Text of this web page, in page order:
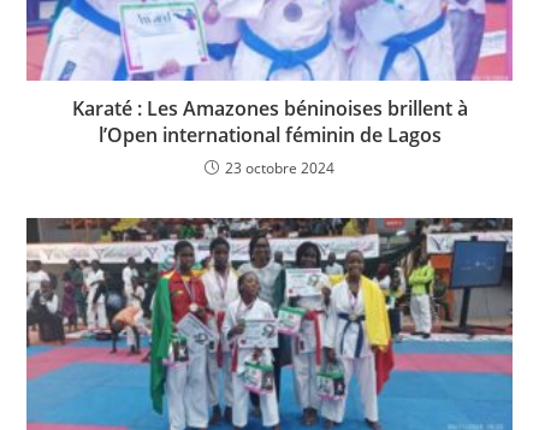
Karaté : Les Amazones béninoises brillent à
l’Open international féminin de Lagos
23 octobre 2024